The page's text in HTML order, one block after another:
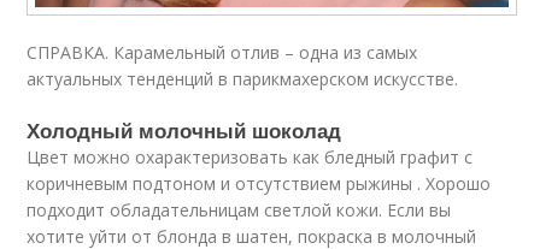
СПРАВКА. Карамельный отлив – одна из самых
актуальных тенденций в парикмахерском искусстве.
Холодный молочный шоколад
Цвет можно охарактеризовать как бледный графит с
коричневым подтоном и отсутствием рыжины . Хорошо
подходит обладательницам светлой кожи. Если вы
хотите уйти от блонда в шатен, покраска в молочный